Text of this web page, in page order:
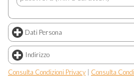
Dati Persona
Indirizzo
Consulta Condizioni Privacy Consulta